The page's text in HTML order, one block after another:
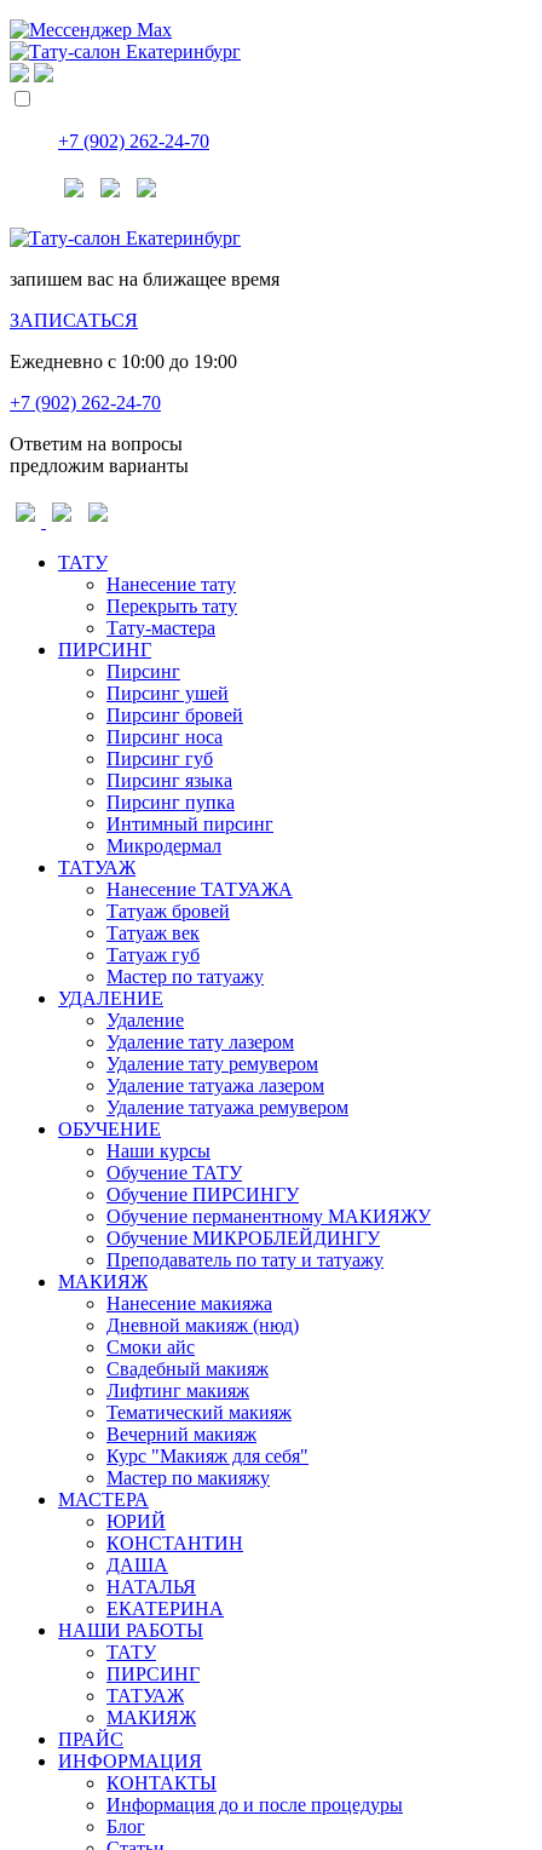
+7 (902) 262-24-70
запишем вас на ближащее время
ЗАПИСАТЬСЯ
Ежедневно с 10:00 до 19:00
+7 (902) 262-24-70
Ответим на вопросы
предложим варианты
ТАТУ
Нанесение тату
Перекрыть тату
Тату-мастера
ПИРСИНГ
Пирсинг
Пирсинг ушей
Пирсинг бровей
Пирсинг носа
Пирсинг губ
Пирсинг языка
Пирсинг пупка
Интимный пирсинг
Микродермал
ТАТУАЖ
Нанесение ТАТУАЖА
Татуаж бровей
Татуаж век
Татуаж губ
Мастер по татуажу
УДАЛЕНИЕ
Удаление
Удаление тату лазером
Удаление тату ремувером
Удаление татуажа лазером
Удаление татуажа ремувером
ОБУЧЕНИЕ
Наши курсы
Обучение ТАТУ
Обучение ПИРСИНГУ
Обучение перманентному МАКИЯЖУ
Обучение МИКРОБЛЕЙДИНГУ
Преподаватель по тату и татуажу
МАКИЯЖ
Нанесение макияжа
Дневной макияж (нюд)
Смоки айс
Свадебный макияж
Лифтинг макияж
Тематический макияж
Вечерний макияж
Курс "Макияж для себя"
Мастер по макияжу
МАСТЕРА
ЮРИЙ
КОНСТАНТИН
ДАША
НАТАЛЬЯ
ЕКАТЕРИНА
НАШИ РАБОТЫ
ТАТУ
ПИРСИНГ
ТАТУАЖ
МАКИЯЖ
ПРАЙС
ИНФОРМАЦИЯ
КОНТАКТЫ
Информация до и после процедуры
Блог